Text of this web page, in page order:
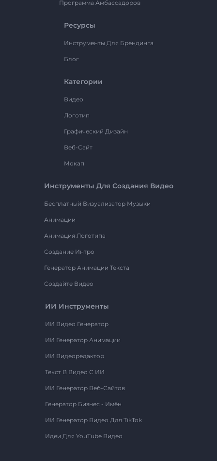
Программа Амбассадоров
Ресурсы
Инструменты Для Брендинга
Блог
Категории
Видео
Логотип
Графический Дизайн
Веб-Сайт
Мокап
Инструменты Для Создания Видео
Бесплатный Визуализатор Музыки
Анимации
Анимация Логотипа
Создание Интро
Генератор Анимации Текста
Создайте Видео
ИИ Инструменты
ИИ Видео Генератор
ИИ Генератор Анимации
ИИ Видеоредактор
Текст В Видео С ИИ
ИИ Генератор Веб-Сайтов
Генератор Бизнес - Имён
ИИ Генератор Видео Для TikTok
Идеи Для YouTube Видео